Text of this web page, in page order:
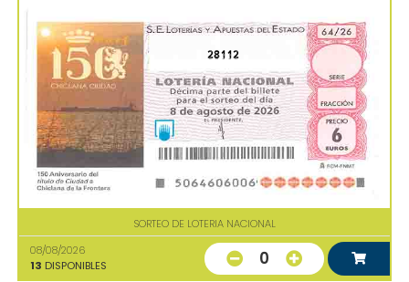
28112
SORTEO DE LOTERIA NACIONAL
08/08/2026
13 DISPONIBLES 0